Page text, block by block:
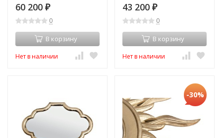
60 200 ₽
0
В корзину
Нет в наличии
43 200 ₽
0
В корзину
Нет в наличии
-30%